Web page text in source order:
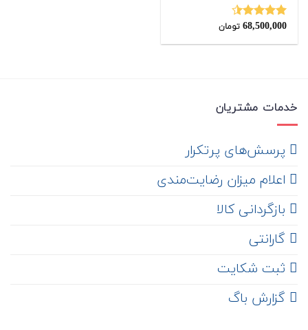
نمره4.43
68,500,000 تومان
خدمات مشتریان
‌ پرسش‌های پرتکرار
اعلام میزان رضایت‌مندی
‌ بازگردانی کالا
گارانتی
ثبت شکایت
‌ گزارش باگ